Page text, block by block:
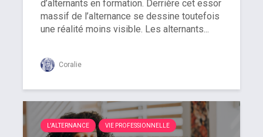
d’alternants en formation. Derrière cet essor
massif de l’alternance se dessine toutefois
une réalité moins visible. Les alternants...
Coralie
L'ALTERNANCE VIE PROFESSIONNELLE